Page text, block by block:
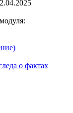
о фактах